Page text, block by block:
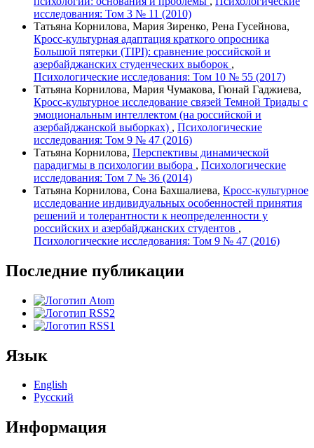
исследования: Том 3 № 11 (2010)
Татьяна Корнилова, Мария Зиренко, Рена Гусейнова,
Кросс-культурная адаптация краткого опросника
Большой пятерки (TIPI): сравнение российской и
азербайджанских студенческих выборок ,
Психологические исследования: Том 10 № 55 (2017)
Татьяна Корнилова, Мария Чумакова, Гюнай Гаджиева,
Кросс-культурное исследование связей Темной Триады с
эмоциональным интеллектом (на российской и
азербайджанской выборках) , Психологические
исследования: Том 9 № 47 (2016)
Татьяна Корнилова, Перспективы динамической
парадигмы в психологии выбора , Психологические
исследования: Том 7 № 36 (2014)
Татьяна Корнилова, Сона Бахшалиева, Кросс-культурное
исследование индивидуальных особенностей принятия
решений и толерантности к неопределенности у
российских и азербайджанских студентов ,
Психологические исследования: Том 9 № 47 (2016)
Последние публикации
Язык
English
Русский
Информация